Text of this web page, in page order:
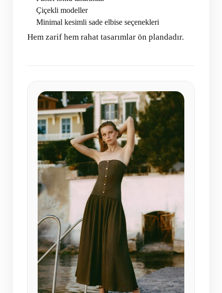
Çiçekli modeller
Minimal kesimli sade elbise seçenekleri
Hem zarif hem rahat tasarımlar ön plandadır.